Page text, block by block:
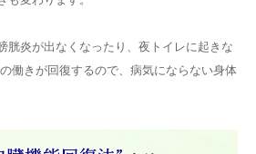
胱炎が出なくなったり、夜トイレに起きな
働きが回復するので、病気にならない身体